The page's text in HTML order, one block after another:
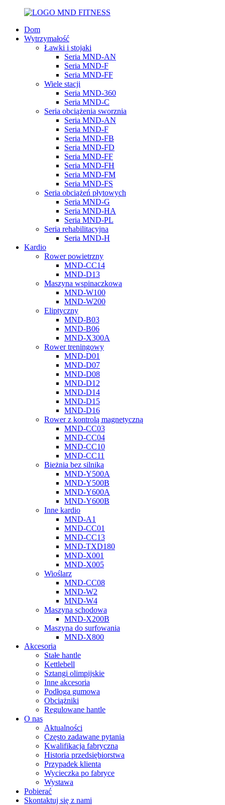
Dom
Wytrzymałość
Ławki i stojaki
Seria MND-AN
Seria MND-F
Seria MND-FF
Wiele stacji
Seria MND-360
Seria MND-C
Seria obciążenia sworznia
Seria MND-AN
Seria MND-F
Seria MND-FB
Seria MND-FD
Seria MND-FF
Seria MND-FH
Seria MND-FM
Seria MND-FS
Seria obciążeń płytowych
Seria MND-G
Seria MND-HA
Seria MND-PL
Seria rehabilitacyjna
Seria MND-H
Kardio
Rower powietrzny
MND-CC14
MND-D13
Maszyna wspinaczkowa
MND-W100
MND-W200
Eliptyczny
MND-B03
MND-B06
MND-X300A
Rower treningowy
MND-D01
MND-D07
MND-D08
MND-D12
MND-D14
MND-D15
MND-D16
Rower z kontrolą magnetyczną
MND-CC03
MND-CC04
MND-CC10
MND-CC11
Bieżnia bez silnika
MND-Y500A
MND-Y500B
MND-Y600A
MND-Y600B
Inne kardio
MND-A1
MND-CC01
MND-CC13
MND-TXD180
MND-X001
MND-X005
Wioślarz
MND-CC08
MND-W2
MND-W4
Maszyna schodowa
MND-X200B
Maszyna do surfowania
MND-X800
Akcesoria
Stałe hantle
Kettlebell
Sztangi olimpijskie
Inne akcesoria
Podłoga gumowa
Obciążniki
Regulowane hantle
O nas
Aktualności
Często zadawane pytania
Kwalifikacja fabryczna
Historia przedsiębiorstwa
Przypadek klienta
Wycieczka po fabryce
Wystawa
Pobierać
Skontaktuj się z nami